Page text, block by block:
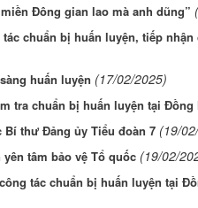
Đông gian lao mà anh dũng”
chuẩn bị huấn luyện, tiếp
huấn luyện (17/02/2025)
tra chuẩn bị huấn luyện tại Đồng
Bí thư Đảng ủy Tiểu đoàn 7 (19/
tâm bảo vệ Tổ quốc (19/02/
tác chuẩn bị huấn luyện tại